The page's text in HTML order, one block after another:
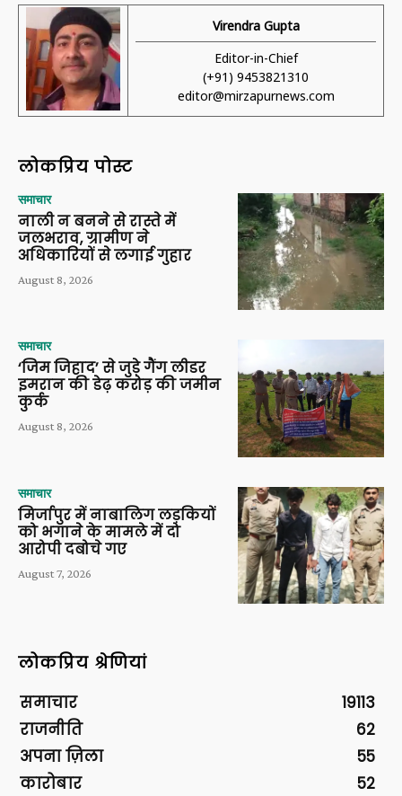
Virendra Gupta
Editor-in-Chief
(+91) 9453821310
editor@mirzapurnews.com
लोकप्रिय पोस्ट
समाचार
नाली न बनने से रास्ते में
जलभराव, ग्रामीण ने
अधिकारियों से लगाई गुहार
August 8, 2026
समाचार
‘जिम जिहाद’ से जुड़े गैंग लीडर
इमरान की डेढ़ करोड़ की जमीन
कुर्क
August 8, 2026
समाचार
मिर्जापुर में नाबालिग लड़कियों
को भगाने के मामले में दो
आरोपी दबोचे गए
August 7, 2026
लोकप्रिय श्रेणियां
समाचार
19113
राजनीति
62
अपना ज़िला
55
कारोबार
52